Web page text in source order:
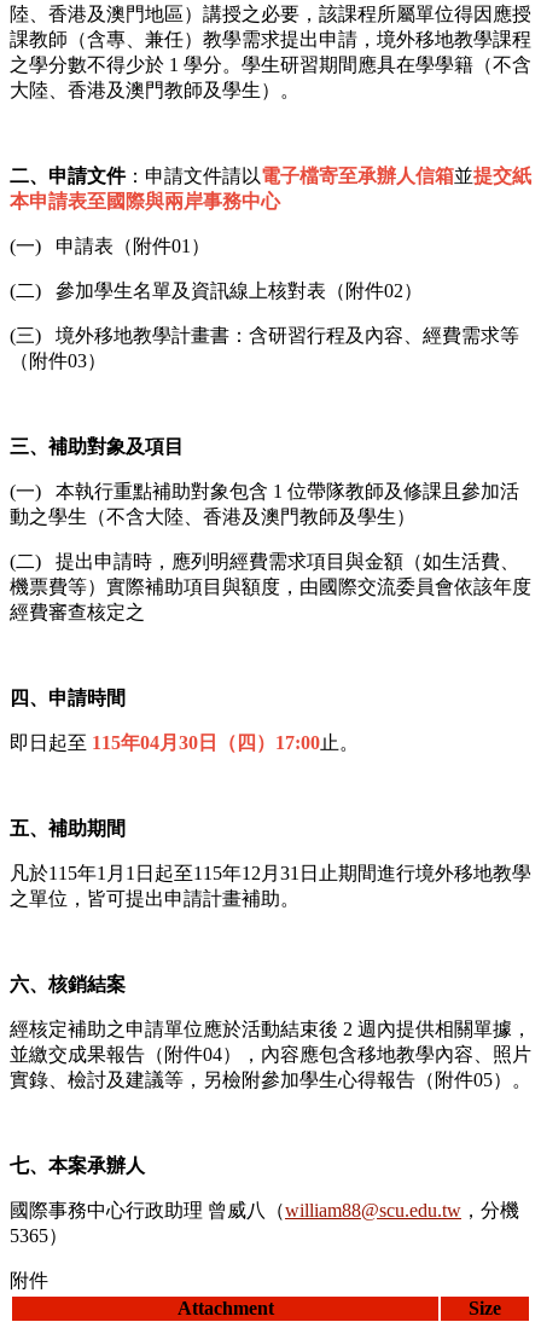
陸、香港及澳門地區）講授之必要，該課程所屬單位得因應授
課教師（含專、兼任）教學需求提出申請，境外移地教學課程
之學分數不得少於 1 學分。學生研習期間應具在學學籍（不含
大陸、香港及澳門教師及學生）。
二、申請文件：申請文件請以電子檔寄至承辦人信箱並提交紙
本申請表至國際與兩岸事務中心
(一) 申請表（附件01）
(二) 參加學生名單及資訊線上核對表（附件02）
(三) 境外移地教學計畫書：含研習行程及內容、經費需求等
（附件03）
三、補助對象及項目
(一) 本執行重點補助對象包含 1 位帶隊教師及修課且參加活
動之學生（不含大陸、香港及澳門教師及學生）
(二) 提出申請時，應列明經費需求項目與金額（如生活費、
機票費等）實際補助項目與額度，由國際交流委員會依該年度
經費審查核定之
四、申請時間
即日起至 115年04月30日（四）17:00止。
五、補助期間
凡於115年1月1日起至115年12月31日止期間進行境外移地教學
之單位，皆可提出申請計畫補助。
六、核銷結案
經核定補助之申請單位應於活動結束後 2 週內提供相關單據，
並繳交成果報告（附件04），內容應包含移地教學內容、照片
實錄、檢討及建議等，另檢附參加學生心得報告（附件05）。
七、本案承辦人
國際事務中心行政助理 曾威八（william88@scu.edu.tw ，分機
5365）
附件
Attachment
Size